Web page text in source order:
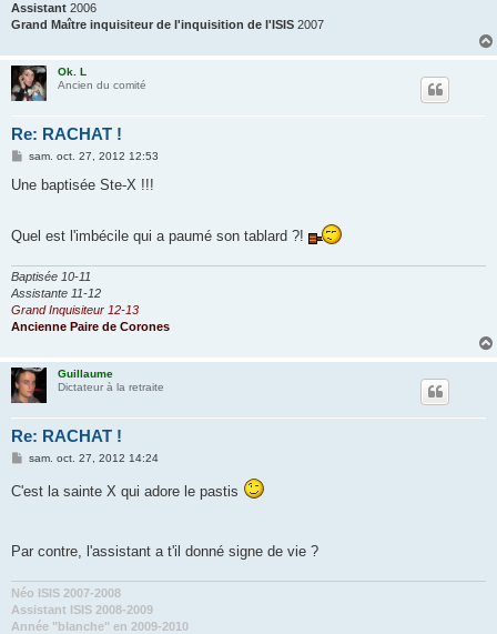
Assistant 2006
Grand Maître inquisiteur de l'inquisition de l'ISIS 2007
Ok. L
Ancien du comité
Re: RACHAT !
M
s
e
sam. oct. 27, 2012 12:53
Une baptisée Ste-X !!!
Quel est l'imbécile qui a paumé son tablard ?!
Baptisée 10-11
Assistante 11-12
Grand Inquisiteur 12-13
Ancienne Paire de Corones
Guillaume
Dictateur à la retraite
Re: RACHAT !
M
s
sam. oct. 27, 2012 14:24
C'est la sainte X qui adore le pastis
Par contre, l'assistant a t'il donné signe de vie ?
Néo ISIS 2007-2008
Assistant ISIS 2008-2009
Année "blanche" en 2009-2010